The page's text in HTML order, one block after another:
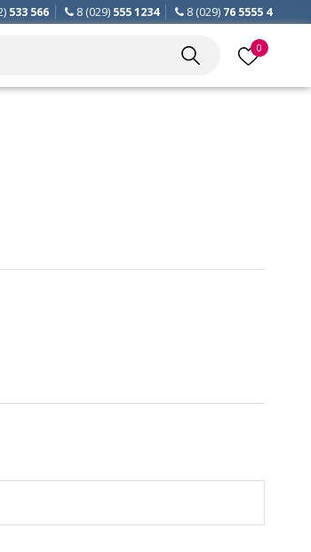
533 566 8 (029) 555 1234 8 (029) 76 5555 4
0